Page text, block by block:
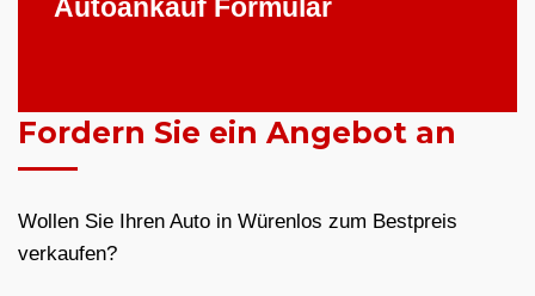
Autoankauf Formular
Fordern Sie ein Angebot an
Wollen Sie Ihren Auto in Würenlos zum Bestpreis
verkaufen?